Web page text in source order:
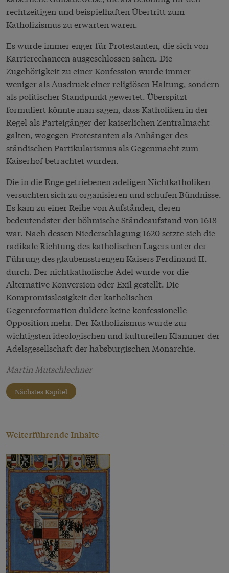
rechtzeitigen und beispielhaften Übertritt zum
Katholizismus zu erwarten waren.
Es wurde immer enger für Protestanten, die sich von
Karrierechancen ausgeschlossen sahen. Die
Zugehörigkeit zu einer Konfession wurde immer
weniger als Ausdruck einer religiösen Haltung, sondern
als politischer Standpunkt gewertet. Überspitzt
formuliert könnte man sagen, dass Katholiken in der
Regel als Parteigänger der kaiserlichen Zentralmacht
galten, wogegen Protestanten als Anhänger des
ständischen Partikularismus als Gegenmacht zum
Kaiserhof betrachtet wurden.
Die in die Enge getriebenen adeligen Nichtkatholiken
versuchten sich zu organisieren und schufen Bündnisse.
Es kam zu einer Reihe von Aufständen, deren
bedeutendster der böhmische Ständeaufstand von 1618
war. Nach dessen Niederschlagung 1620 setzte sich die
radikale Richtung des katholischen Lagers unter der
Führung des glaubensstrengen Kaisers Ferdinand II.
durch. Der nichtkatholische Adel wurde vor die
Alternative Konversion oder Exil gestellt. Die
Kompromisslosigkeit der katholischen
Gegenreformation duldete keine konfessionelle
Opposition mehr. Der Katholizismus wurde zur
wichtigsten ideologischen und kulturellen Klammer der
Adelsgesellschaft der habsburgischen Monarchie.
Martin Mutschlechner
Nächstes Kapitel
Weiterführende Inhalte